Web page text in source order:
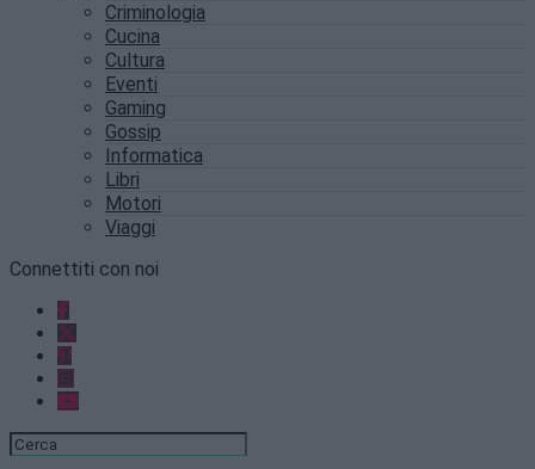
Criminologia
Cucina
Cultura
Eventi
Gaming
Gossip
Informatica
Libri
Motori
Viaggi
Connettiti con noi